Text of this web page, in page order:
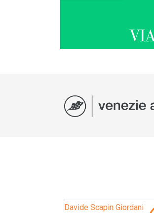
Davide Scapin Giordani